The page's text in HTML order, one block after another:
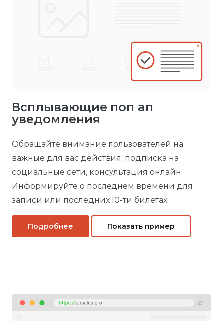
Всплывающие поп ап
уведомления
Обращайте внимание пользователей на
важные для вас действия: подписка на
социальные сети, консультация онлайн.
Информируйте о последнем времени для
записи или последних 10-ти билетах
Подробнее Показать пример